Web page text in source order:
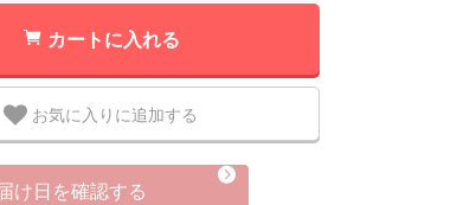
カートに入れる
お気に入りに追加する
け日を確認する